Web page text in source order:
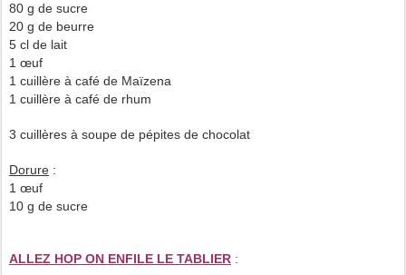
80 g de sucre
20 g de beurre
5 cl de lait
1 œuf
1 cuillère à café de Maïzena
1 cuillère à café de rhum
3 cuillères à soupe de pépites de chocolat
Dorure :
1 œuf
10 g de sucre
ALLEZ HOP ON ENFILE LE TABLIER :